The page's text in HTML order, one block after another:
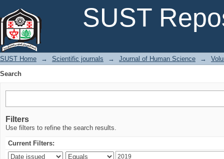
SUST
SUST Home → Scientific journals → Journal of Human Science →
Search
Filters
Use filters to refine the search results.
Current Filters: